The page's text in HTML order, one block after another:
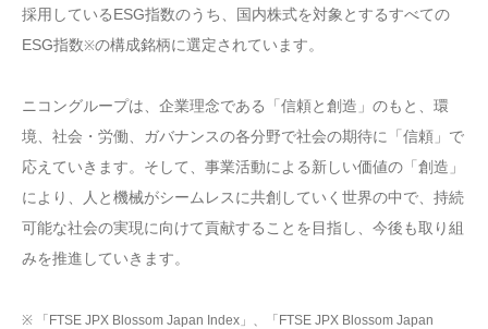
採用しているESG指数のうち、国内株式を対象とするすべての
ESG指数※の構成銘柄に選定されています。
ニコングループは、企業理念である「信頼と創造」のもと、環
境、社会・労働、ガバナンスの各分野で社会の期待に「信頼」で
応えていきます。そして、事業活動による新しい価値の「創造」
により、人と機械がシームレスに共創していく世界の中で、持続
可能な社会の実現に向けて貢献することを目指し、今後も取り組
みを推進していきます。
※ 「FTSE JPX Blossom Japan Index」、「FTSE JPX Blossom Japan